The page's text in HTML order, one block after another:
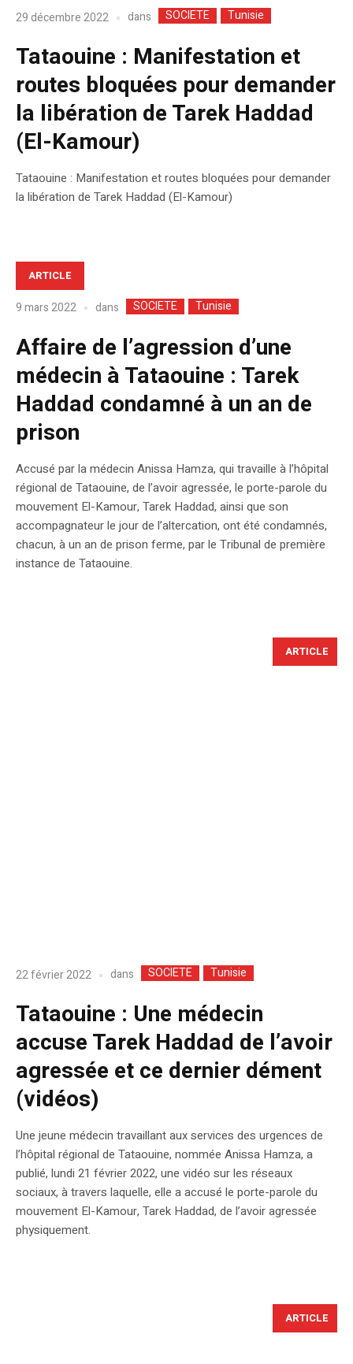
29 décembre 2022 dans SOCIETE Tunisie
Tataouine : Manifestation et
routes bloquées pour demander
la libération de Tarek Haddad
(El-Kamour)
Tataouine : Manifestation et routes bloquées pour demander
la libération de Tarek Haddad (El-Kamour)
ARTICLE
9 mars 2022 dans SOCIETE Tunisie
Affaire de l’agression d’une
médecin à Tataouine : Tarek
Haddad condamné à un an de
prison
Accusé par la médecin Anissa Hamza, qui travaille à l’hôpital
régional de Tataouine, de l’avoir agressée, le porte-parole du
mouvement El-Kamour, Tarek Haddad, ainsi que son
accompagnateur le jour de l’altercation, ont été condamnés,
chacun, à un an de prison ferme, par le Tribunal de première
instance de Tataouine.
ARTICLE
22 février 2022 dans SOCIETE Tunisie
Tataouine : Une médecin
accuse Tarek Haddad de l’avoir
agressée et ce dernier dément
(vidéos)
Une jeune médecin travaillant aux services des urgences de
l’hôpital régional de Tataouine, nommée Anissa Hamza, a
publié, lundi 21 février 2022, une vidéo sur les réseaux
sociaux, à travers laquelle, elle a accusé le porte-parole du
mouvement El-Kamour, Tarek Haddad, de l’avoir agressée
physiquement.
ARTICLE